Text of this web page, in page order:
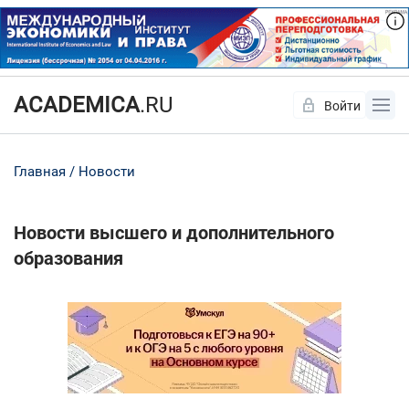
ACADEMICA.RU Войти
Главная Новости
Новости высшего и дополнительного
образования
Да Нет